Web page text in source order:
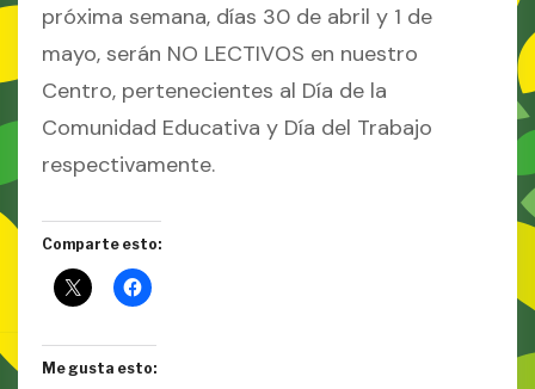
próxima semana, días 30 de abril y 1 de
mayo, serán NO LECTIVOS en nuestro
Centro, pertenecientes al Día de la
Comunidad Educativa y Día del Trabajo
respectivamente.
Comparte esto:
Me gusta esto: